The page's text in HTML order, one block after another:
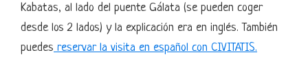
Kabatas, al lado del puente Gálata (se pueden coger
desde los 2 lados) y la explicación era en inglés. También
puedes reservar la visita en español con CIVITATIS.